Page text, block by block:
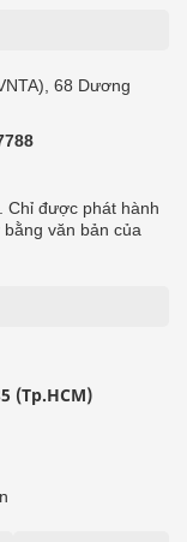
68 Dương
Chỉ được phát hành
văn bản của
(Tp.HCM)